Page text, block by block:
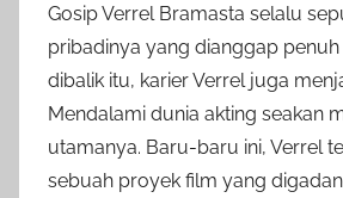
Gosip Verrel Bramasta selalu
pribadinya yang dianggap
dibalik itu, karier Verrel juga
Mendalami dunia akting seakan
utamanya. Baru-baru ini, Verrel
sebuah proyek film yang